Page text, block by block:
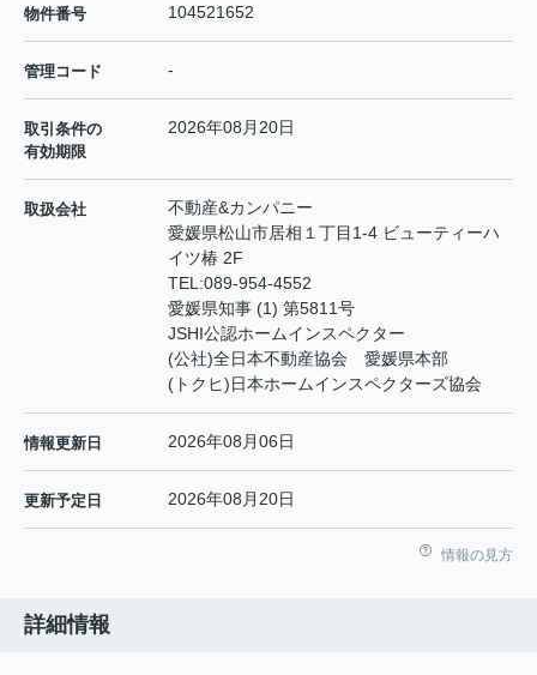
物件番号 104521652
管理コード -
取引条件の
有効期限
2026年08月20日
取扱会社
不動産&カンパニー
愛媛県松山市居相１丁目1-4 ビューティーハ
イツ椿 2F
TEL:089-954-4552
愛媛県知事 (1) 第5811号
JSHI公認ホームインスペクター
(公社)全日本不動産協会 愛媛県本部
(トクヒ)日本ホームインスペクターズ協会
情報更新日 2026年08月06日
更新予定日 2026年08月20日
情報の見方
詳細情報